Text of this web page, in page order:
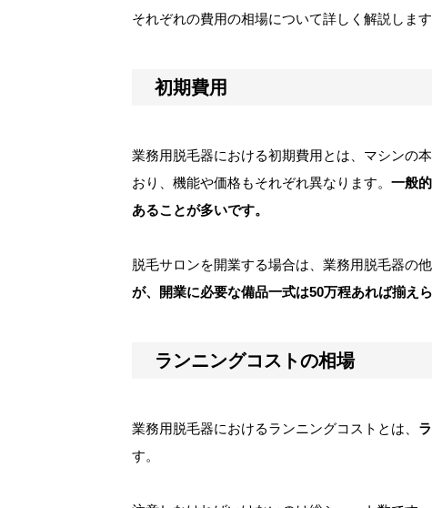
それぞれの費用の相場について詳しく解説します
初期費用
業務用脱毛器における初期費用とは、マシンの
おり、機能や価格もそれぞれ異なります。 一般
あることが多いです。
脱毛サロンを開業する場合は、業務用脱毛器の
が、開業に必要な備品一式は50万程あれば揃えら
ランニングコストの相場
業務用脱毛器におけるランニングコストとは、
す。